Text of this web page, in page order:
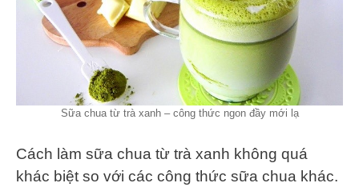
Sữa chua từ trà xanh – công thức ngon đầy mới lạ
Cách làm sữa chua từ trà xanh không quá
khác biệt so với các công thức sữa chua khác.